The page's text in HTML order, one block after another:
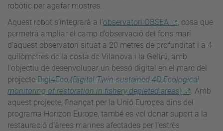
robòtic per agafar mostres.
Aquest robot s’integrarà a l’observatori OBSEA
, cosa que
permetrà ampliar el camp d’observació del fons marí
d’aquest observatori situat a 20 metres de profunditat i a 4
quilòmetres de la costa de Vilanova i la Geltrú, amb
l'objectiu de desenvolupar un bessó digital en el marc del
projecte Digi4Eco (Digital Twin-sustained 4D Ecological
monitoring of restoration in fishery depleted areas)
. Amb
aquest projecte, finançat per la Unió Europea dins del
programa Horizon Europe, també es vol donar suport a la
restauració d’àrees marines afectades per l’estrès